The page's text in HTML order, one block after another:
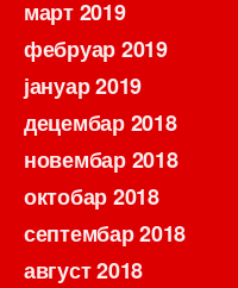
март 2019
фебруар 2019
јануар 2019
децембар 2018
новембар 2018
октобар 2018
септембар 2018
август 2018